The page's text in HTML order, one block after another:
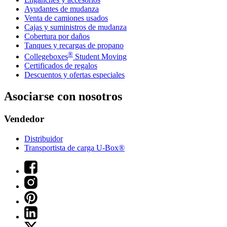
Ayudantes de mudanza
Venta de camiones usados
Cajas y suministros de mudanza
Cobertura por daños
Tanques y recargas de propano
Collegeboxes® Student Moving
Certificados de regalos
Descuentos y ofertas especiales
Asociarse con nosotros
Vendedor
Distribuidor
Transportista de carga U-Box®